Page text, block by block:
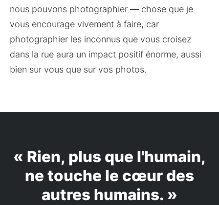
nous pouvons photographier — chose que je
vous encourage vivement à faire, car
photographier les inconnus que vous croisez
dans la rue aura un impact positif énorme, aussi
bien sur vous que sur vos photos.
« Rien, plus que l'humain,
ne touche le cœur des
autres humains. »